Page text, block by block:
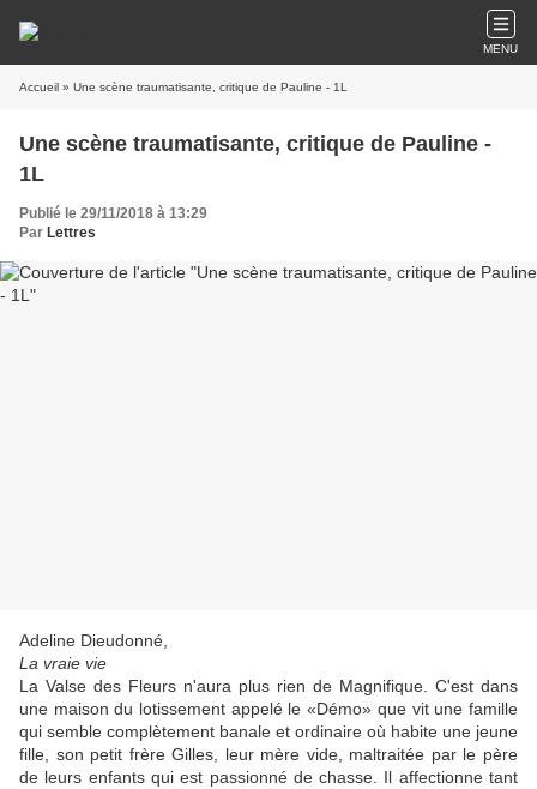
MENU
Accueil » Une scène traumatisante, critique de Pauline - 1L
Une scène traumatisante, critique de Pauline -
1L
Publié le 29/11/2018 à 13:29
Par Lettres
Adeline Dieudonné,
La vraie vie
La Valse des Fleurs n'aura plus rien de Magnifique. C'est dans
une maison du lotissement appelé le «Démo» que vit une famille
qui semble complètement banale et ordinaire où habite une jeune
fille, son petit frère Gilles, leur mère vide, maltraitée par le père
de leurs enfants qui est passionné de chasse. Il affectionne tant